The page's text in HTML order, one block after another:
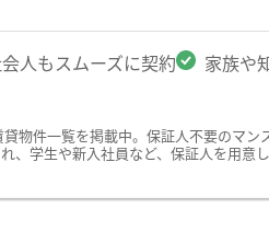
人もスムーズに契約 家族や
物件一覧を掲載中。保証人不要のマ
、学生や新入社員など、保証人を用